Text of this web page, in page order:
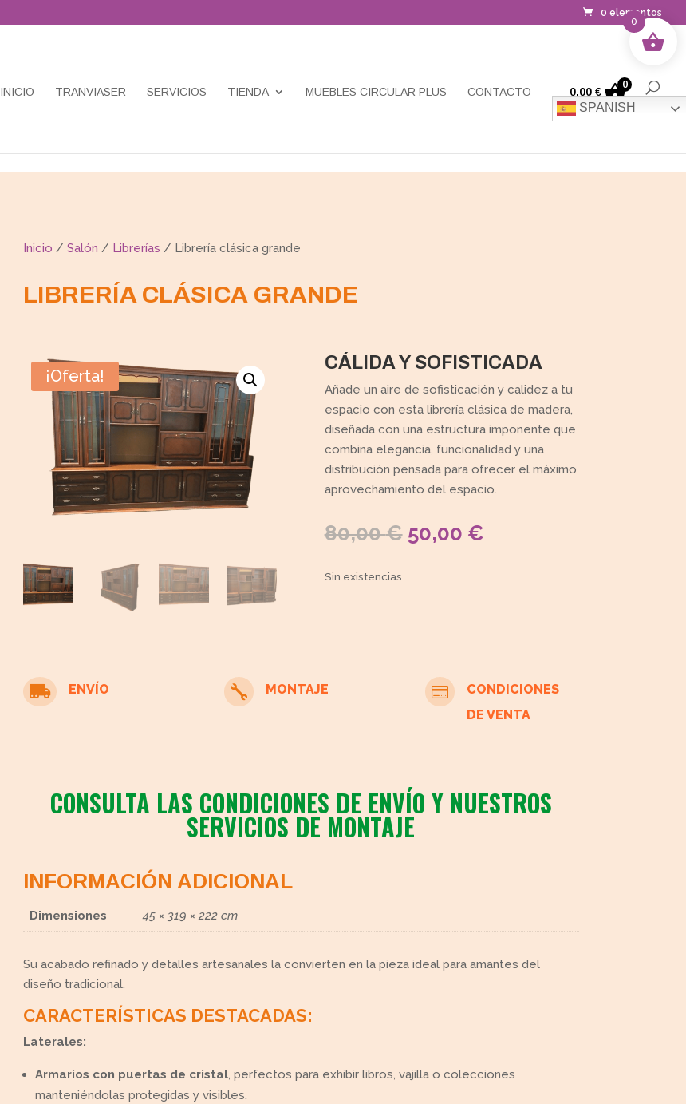
0 elementos
INICIO TRANVIASER SERVICIOS TIENDA MUEBLES CIRCULAR PLUS CONTACTO
SPANISH
0,00 €
0
Inicio / Salón / Librerías / Librería clásica grande
LIBRERÍA CLÁSICA GRANDE
¡Oferta!
CÁLIDA Y SOFISTICADA
Añade un aire de sofisticación y calidez a tu
espacio con esta librería clásica de madera,
diseñada con una estructura imponente que
combina elegancia, funcionalidad y una
distribución pensada para ofrecer el máximo
aprovechamiento del espacio.
80,00€ EL
50,00 €EL
Sin existencias
 ENVÍO  MONTAJE 
CONDICIONES
DE VENTA
CONSULTA LAS CONDICIONES DE ENVÍO Y NUESTROS
SERVICIOS DE MONTAJE
INFORMACIÓN ADICIONAL
Dimensiones 45 × 319 × 222 cm
Su acabado refinado y detalles artesanales la convierten en la pieza ideal para amantes del
diseño tradicional.
CARACTERÍSTICAS DESTACADAS:
Laterales:
Armarios con puertas de cristal, perfectos para exhibir libros, vajilla o colecciones
manteniéndolas protegidas y visibles.
0